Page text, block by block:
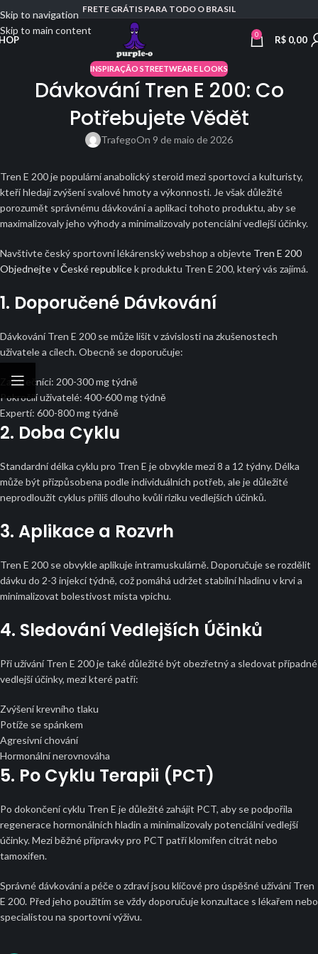
Skip to navigation
Skip to main content
FRETE GRÁTIS PARA TODO O BRASIL
0 R$0,00
INSPIRAÇÃO STREETWEAR E LOOKS
Dávkování Tren E 200: Co
Potřebujete Vědět
TrafegoOn 9 de maio de 2026
Tren E 200 je populární anabolický steroid mezi sportovci a kulturisty,
kteří hledají zvýšení svalové hmoty a výkonnosti. Je však důležité
porozumět správnému dávkování a aplikaci tohoto produktu, aby se
maximalizovaly jeho výhody a minimalizovaly potenciální vedlejší účinky.
Navštivte český sportovní lékárenský webshop a objevte Tren E 200
Objednejte v České republicek produktu Tren E 200, který vás zajímá.
1. Doporučené Dávkování
Dávkování Tren E 200 se může lišit v závislosti na zkušenostech
uživatele a cílech. Obecně se doporučuje:
Začátečníci: 200-300 mg týdně
Pokročilí uživatelé: 400-600 mg týdně
Expertí: 600-800 mg týdně
2. Doba Cyklu
Standardní délka cyklu pro Tren E je obvykle mezi 8 a 12 týdny. Délka
může být přizpůsobena podle individuálních potřeb, ale je důležité
neprodloužit cyklus příliš dlouho kvůli riziku vedlejších účinků.
3. Aplikace a Rozvrh
Tren E 200 se obvykle aplikuje intramuskulárně. Doporučuje se rozdělit
dávku do 2-3 injekcí týdně, což pomáhá udržet stabilní hladinu v krvi a
minimalizovat bolestivost místa vpichu.
4. Sledování Vedlejších Účinků
Při užívání Tren E 200 je také důležité být obezřetný a sledovat případné
vedlejší účinky, mezi které patří:
Zvýšení krevního tlaku
Potíže se spánkem
Agresivní chování
Hormonální nerovnováha
5. Po Cyklu Terapii (PCT)
Po dokončení cyklu Tren E je důležité zahájit PCT, aby se podpořila
regenerace hormonálních hladin a minimalizovaly potenciální vedlejší
účinky. Mezi běžné přípravky pro PCT patří klomifen citrát nebo
tamoxifen.
Správné dávkování a péče o zdraví jsou klíčové pro úspěšné užívání Tren
E 200. Před jeho použitím se vždy doporučuje konzultace s lékařem nebo
specialistou na sportovní výživu.